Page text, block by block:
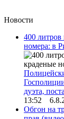
Новости
400
номера: в
дуэта,
13:52
Обгон на